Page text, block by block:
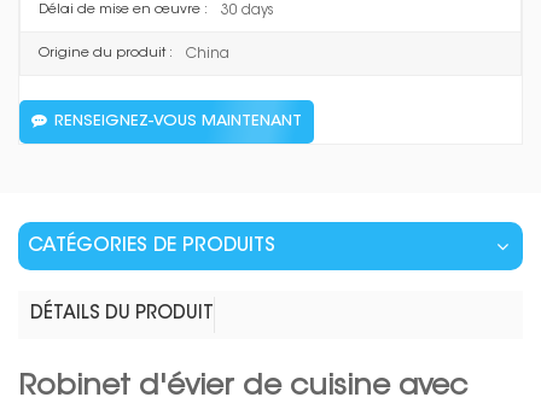
Délai de mise en œuvre : 30 days
Origine du produit : China
RENSEIGNEZ-VOUS MAINTENANT
CATÉGORIES DE PRODUITS
DÉTAILS DU PRODUIT
Robinet d'évier de cuisine avec